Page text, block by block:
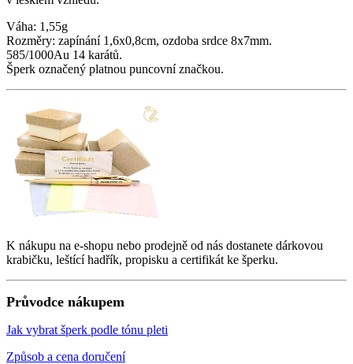
Váha: 1,55g
Rozměry: zapínání 1,6x0,8cm, ozdoba srdce 8x7mm.
585/1000Au 14 karátů.
Šperk označený platnou puncovní značkou.
K nákupu na e-shopu nebo prodejně od nás dostanete dárkovou
krabičku, leštící hadřík, propisku a certifikát ke šperku.
Průvodce nákupem
Jak vybrat šperk podle tónu pleti
Způsob a cena doručení